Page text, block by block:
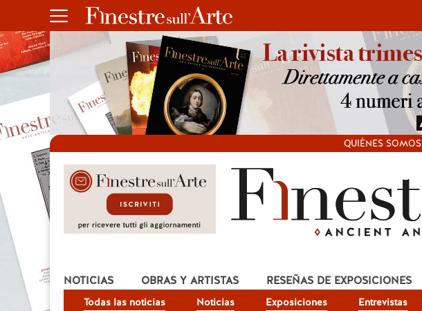
QUIÉNES SOMOS
NOTICIAS
Todas las noticias Noticias Exposiciones Entrevistas
OBRAS Y ARTISTAS RESEÑAS DE EXPOSICIONES